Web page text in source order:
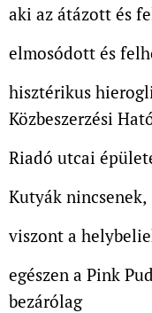
aki az átázott és
elmosódott és
hisztérikus
Közbeszerzési
Riadó utcai
Kutyák nincsenek,
viszont a
egészen a Pink
bezárólag